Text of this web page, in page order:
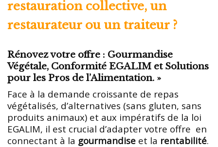
restauration collective, un
restaurateur ou un traiteur ?
Rénovez votre offre : Gourmandise
Végétale, Conformité EGALIM et Solutions
pour les Pros de l’Alimentation. »
Face à la demande croissante de repas
végétalisés, d’alternatives (sans gluten, sans
produits animaux) et aux impératifs de la loi
EGALIM, il est crucial d’adapter votre offre en
connectant à la gourmandise et la rentabilité.